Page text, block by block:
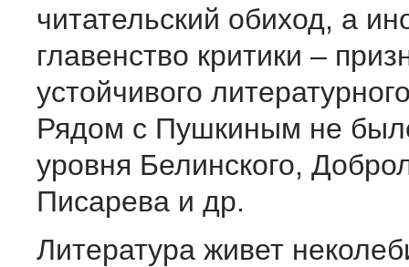
читательский обиход, а
главенство критики –
устойчивого
Рядом с Пушкиным не
уровня Белинского,
Писарева и др.
Литература живет